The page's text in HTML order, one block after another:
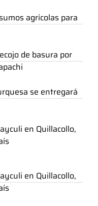
agrícolas para
de basura por
se entregará
en Quillacollo,
en Quillacollo,